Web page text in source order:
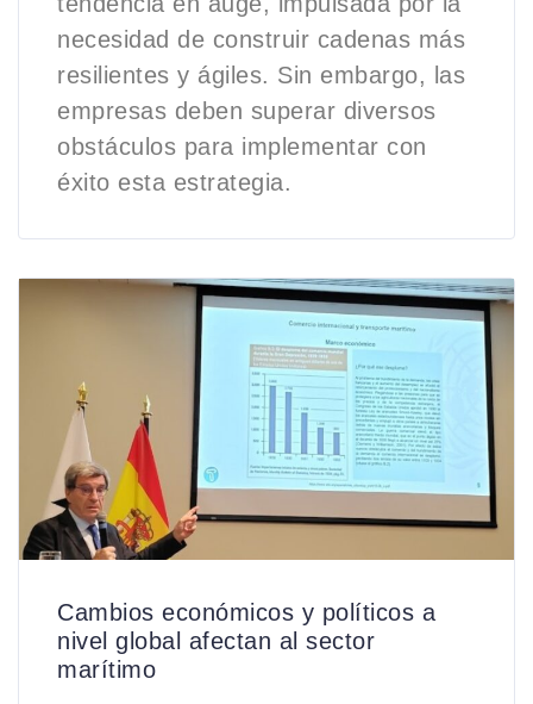
necesidad de construir cadenas más
resilientes y ágiles. Sin embargo, las
empresas deben superar diversos
obstáculos para implementar con
éxito esta estrategia.
Cambios económicos y políticos a
nivel global afectan al sector
marítimo